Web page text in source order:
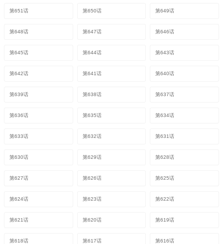
第651话 第650话 第649话
第648话 第647话 第646话
第645话 第644话 第643话
第642话 第641话 第640话
第639话 第638话 第637话
第636话 第635话 第634话
第633话 第632话 第631话
第630话 第629话 第628话
第627话 第626话 第625话
第624话 第623话 第622话
第621话 第620话 第619话
第618话 第617话 第616话